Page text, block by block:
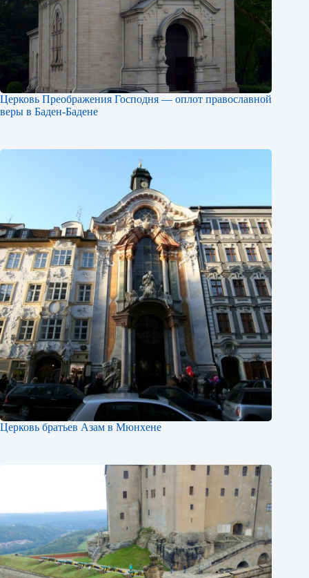
Церковь Преображения Господня — оплот православной
веры в Баден-Бадене
Церковь братьев Азам в Мюнхене